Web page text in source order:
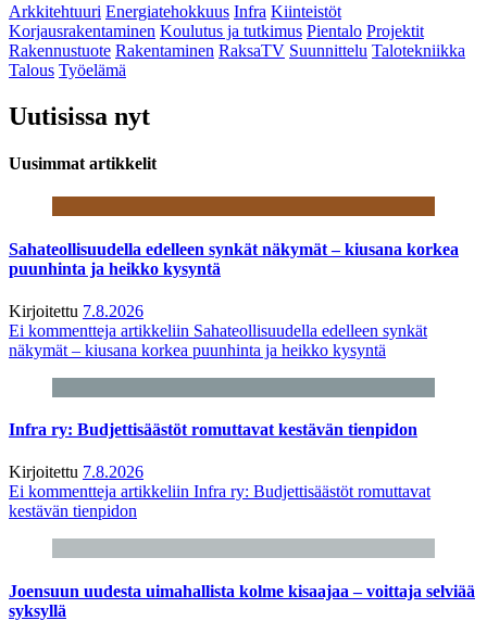
Arkkitehtuuri Energiatehokkuus Infra Kiinteistöt
Korjausrakentaminen Koulutus ja tutkimus Pientalo Projektit
Rakennustuote Rakentaminen RaksaTV Suunnittelu Talotekniikka
Talous Työelämä
Uutisissa nyt
Uusimmat artikkelit
Sahateollisuudella edelleen synkät näkymät – kiusana korkea
puunhinta ja heikko kysyntä
Kirjoitettu 7.8.2026
Ei kommentteja artikkeliin Sahateollisuudella edelleen synkät
näkymät – kiusana korkea puunhinta ja heikko kysyntä
Infra ry: Budjettisäästöt romuttavat kestävän tienpidon
Kirjoitettu 7.8.2026
Ei kommentteja artikkeliin Infra ry: Budjettisäästöt romuttavat
kestävän tienpidon
Joensuun uudesta uimahallista kolme kisaajaa – voittaja selviää
syksyllä